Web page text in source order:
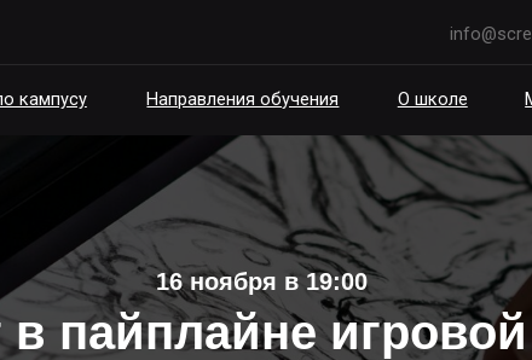
info@scream.school
Направления обучения
16 ноября в 19:00
в пайплайне